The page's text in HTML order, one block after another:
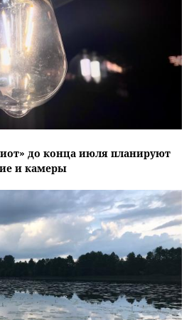
до конца июля планируют
и камеры